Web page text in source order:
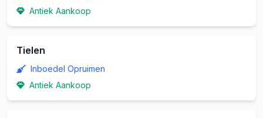
Antiek Aankoop
Tielen
Inboedel Opruimen
Antiek Aankoop